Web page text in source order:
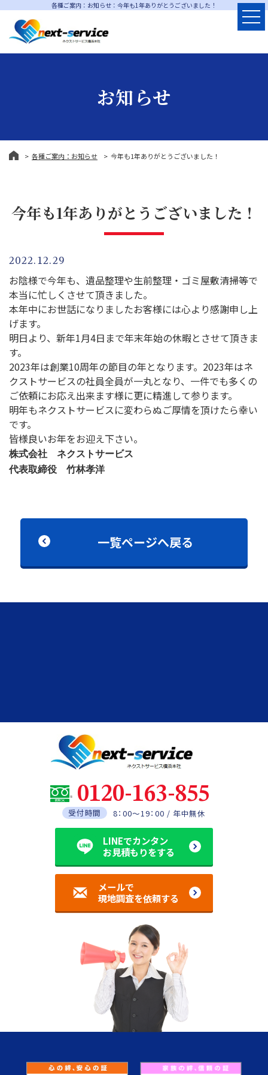
各種ご案内：お知らせ：今年も1年ありがとうございました！
お知らせ
各種ご案内：お知らせ 今年も1年ありがとうございました！
今年も1年ありがとうございました！
2022.12.29
お陰様で今年も、遺品整理や生前整理・ゴミ屋敷清掃等で
本当に忙しくさせて頂きました。
本年中にお世話になりましたお客様には心より感謝申し上
げます。
明日より、新年1月4日まで年末年始の休暇とさせて頂きま
す。
2023年は創業10周年の節目の年となります。2023年はネ
クストサービスの社員全員が一丸となり、一件でも多くの
ご依頼にお応え出来ます様に更に精進して参ります。
明年もネクストサービスに変わらぬご厚情を頂けたら幸い
です。
皆様良いお年をお迎え下さい。
株式会社 ネクストサービス
代表取締役 竹林孝洋
一覧ページへ戻る
0120-163-855
受付時間 8：00～19：00 / 年中無休
LINEでカンタン
お見積もりをする
メールで
現地調査を依頼する